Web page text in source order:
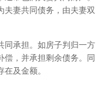
夫妻共同债务，由夫妻双
同承担。如房子判归一方
偿，并承担剩余债务。同
及金额。